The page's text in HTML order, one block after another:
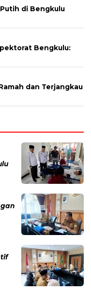
di Bengkulu
Bengkulu:
dan Terjangkau